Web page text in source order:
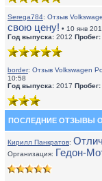
Serega784: Отзыв
свою цену! • 10 янв
Год выпуска: 2012 Пробег:
border: Отзыв Volkswagen
10:58
Год выпуска: 2017 Пробег:
ПОСЛЕДНИЕ ОТЗЫВЫ
Кирилл Панкратов:
Организация: Гедон-